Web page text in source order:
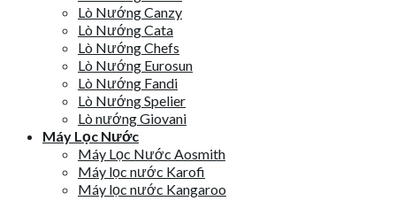
Lò Nướng Canzy
Lò Nướng Cata
Lò Nướng Chefs
Lò Nướng Eurosun
Lò Nướng Fandi
Lò Nướng Spelier
Lò nướng Giovani
Máy Lọc Nước
Máy Lọc Nước Aosmith
Máy lọc nước Karofi
Máy lọc nước Kangaroo